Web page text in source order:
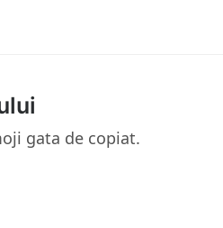
gata de copiat.